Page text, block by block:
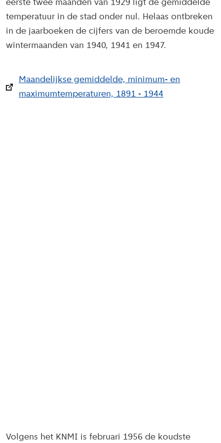
eerste twee maanden van 1929 ligt de gemiddelde
temperatuur in de stad onder nul. Helaas ontbreken
in de jaarboeken de cijfers van de beroemde koude
wintermaanden van 1940, 1941 en 1947.
Maandelijkse gemiddelde, minimum- en
maximumtemperaturen, 1891 - 1944
Volgens het KNMI is februari 1956 de koudste